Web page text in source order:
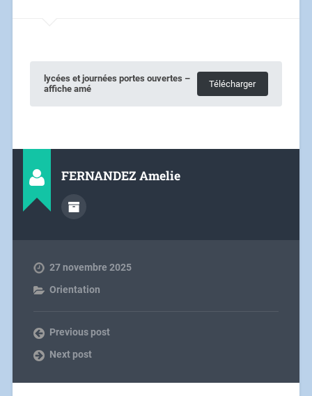
lycées et journées portes ouvertes –
affiche amé
Télécharger
FERNANDEZ Amelie
27 novembre 2025
Orientation
Previous post
Next post